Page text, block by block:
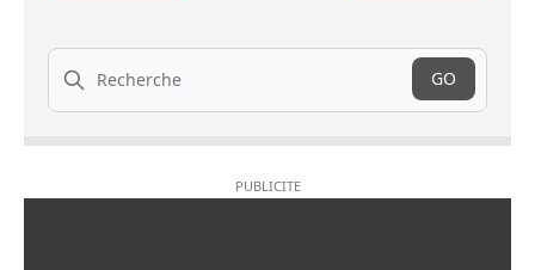
Recherche
GO